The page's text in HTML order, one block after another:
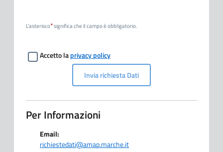
L'asterisco significa che il campo è obbligatorio.
Accetto laprivacy policy
Invia richiesta Dati
Per Informazioni
Email:
richiestedati@amap.marche.it